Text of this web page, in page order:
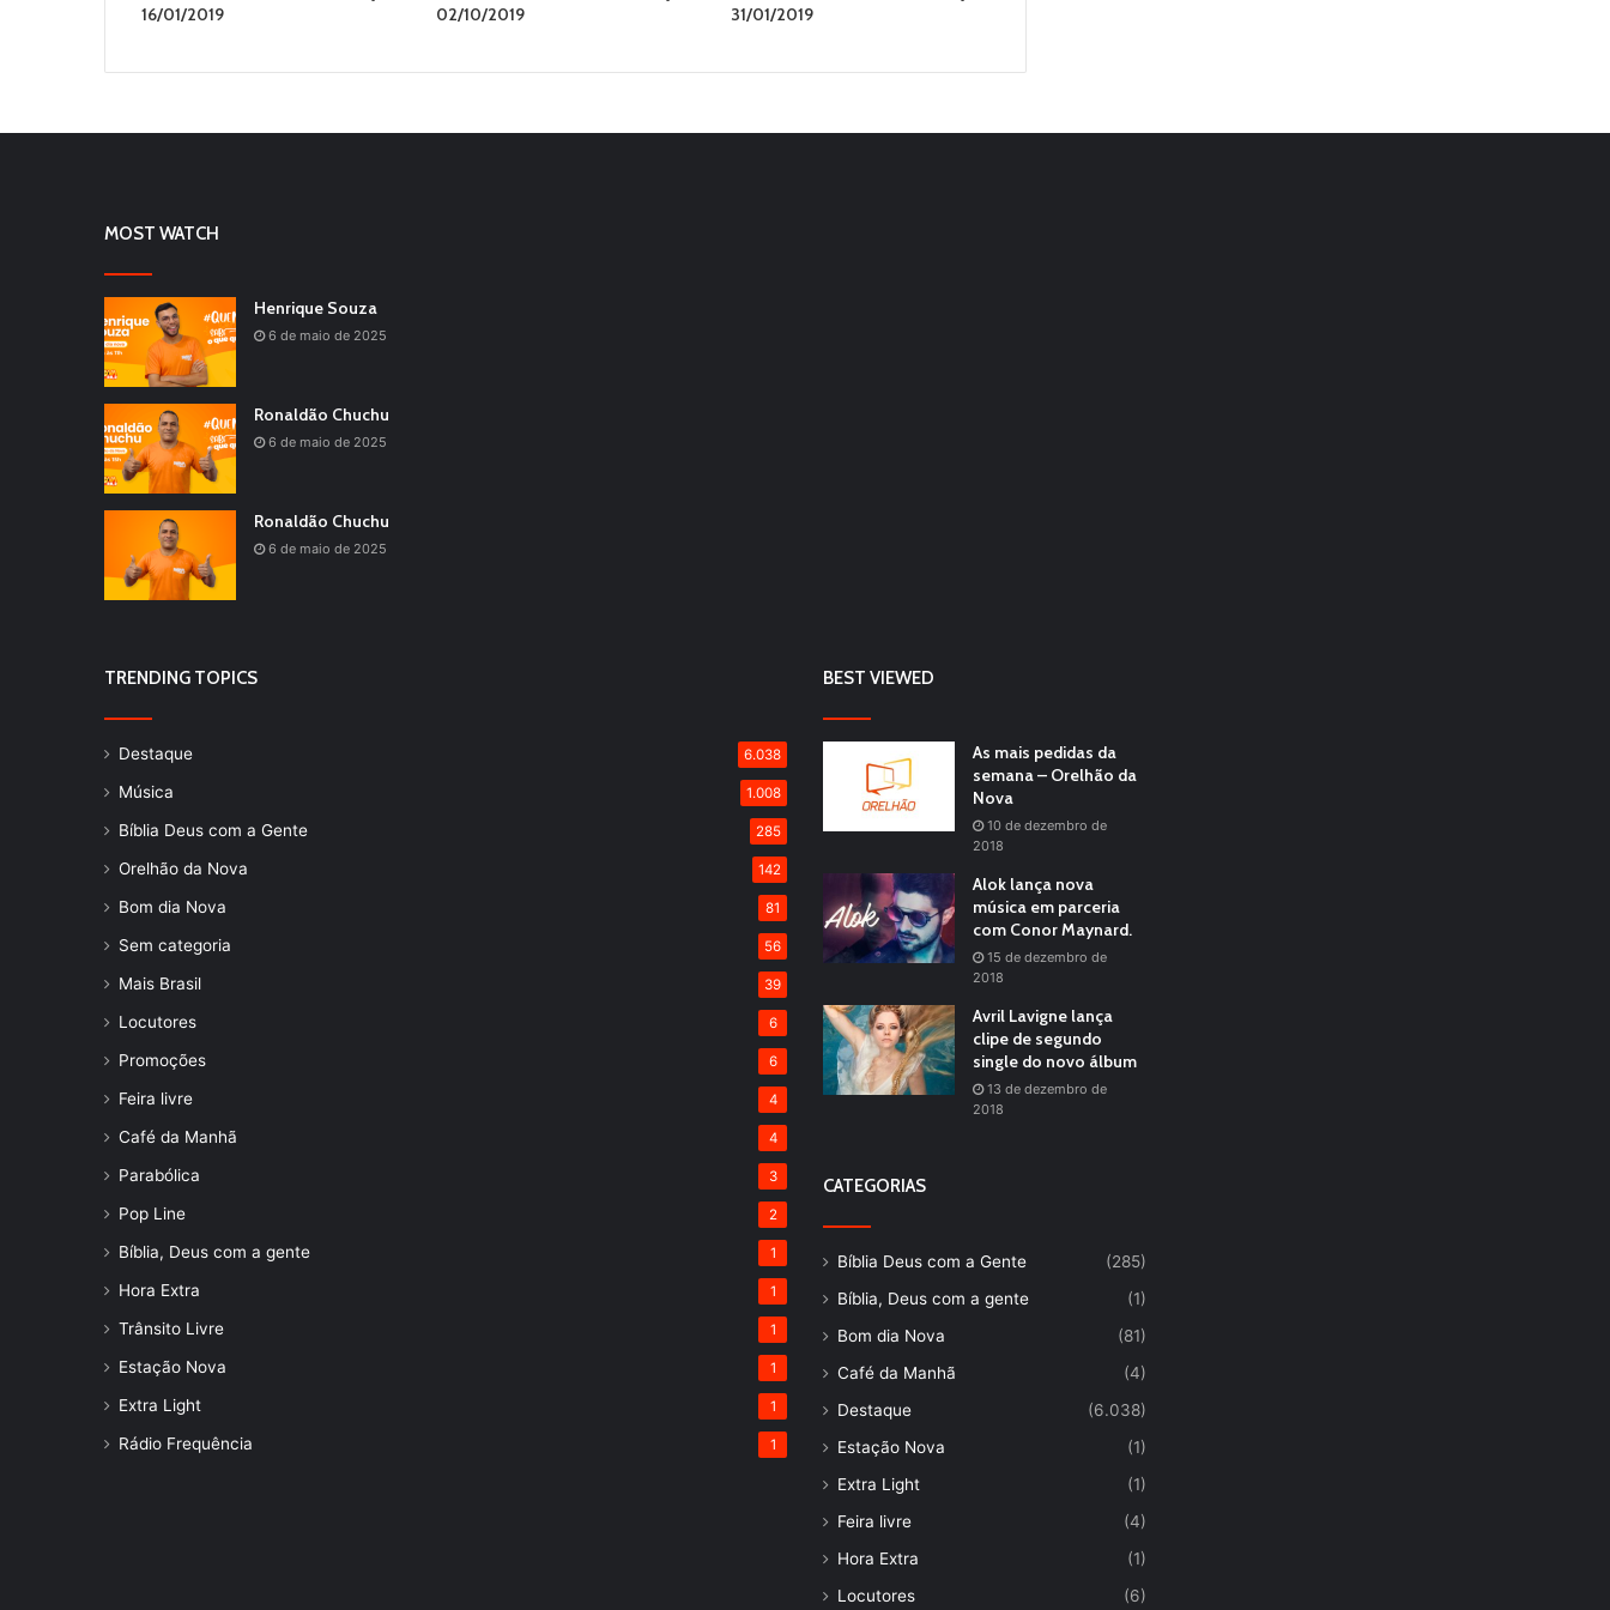
16/01/2019
02/10/2019
31/01/2019
MOST WATCH
Henrique Souza
6 de maio de 2025
Ronaldão Chuchu
6 de maio de 2025
Ronaldão Chuchu
6 de maio de 2025
TRENDING TOPICS
Destaque 6.038
Música 1.008
Bíblia Deus com a Gente 285
Orelhão da Nova 142
Bom dia Nova 81
Sem categoria 56
Mais Brasil 39
Locutores 6
Promoções 6
Feira livre 4
Café da Manhã 4
Parabólica 3
Pop Line 2
Bíblia, Deus com a gente 1
Hora Extra 1
Trânsito Livre 1
Estação Nova 1
Extra Light 1
Rádio Frequência 1
BEST VIEWED
As mais pedidas da
semana – Orelhão da
Nova
10 de dezembro de
2018
Alok lança nova
música em parceria
com Conor Maynard.
15 de dezembro de
2018
Avril Lavigne lança
clipe de segundo
single do novo álbum
13 de dezembro de
2018
CATEGORIAS
Bíblia Deus com a Gente
(285)
Bíblia, Deus com a gente
(1)
Bom dia Nova
(81)
Café da Manhã
(4)
Destaque
(6.038)
Estação Nova
(1)
Extra Light
(1)
Feira livre
(4)
Hora Extra
(1)
Locutores
(6)